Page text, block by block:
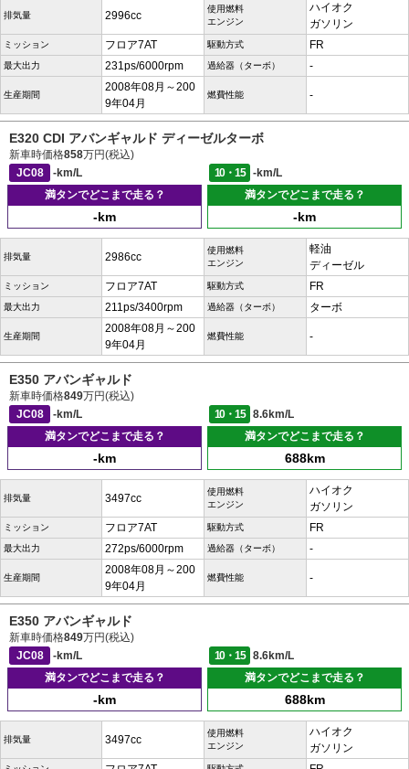
排気量 2996cc
使用燃料
エンジン
ハイオク
ガソリン
ミッション フロア7AT 駆動方式 FR
最大出力 231ps/6000rpm 過給器（ターボ） -
生産期間
2008年08月～200
9年04月
燃費性能 -
E320 CDI アバンギャルド ディーゼルターボ
新車時価格858万円(税込)
JC08
-km/L 10・15
-km/L
満タンでどこまで走る？
-km
満タンでどこまで走る？
-km
排気量 2986cc
使用燃料
エンジン
軽油
ディーゼル
ミッション フロア7AT 駆動方式 FR
最大出力 211ps/3400rpm 過給器（ターボ） ターボ
生産期間
2008年08月～200
9年04月
燃費性能 -
E350 アバンギャルド
新車時価格849万円(税込)
JC08
-km/L 10・15
8.6km/L
満タンでどこまで走る？
-km
満タンでどこまで走る？
688km
排気量 3497cc
使用燃料
エンジン
ハイオク
ガソリン
ミッション フロア7AT 駆動方式 FR
最大出力 272ps/6000rpm 過給器（ターボ） -
生産期間
2008年08月～200
9年04月
燃費性能 -
E350 アバンギャルド
新車時価格849万円(税込)
JC08
-km/L 10・15
8.6km/L
満タンでどこまで走る？
-km
満タンでどこまで走る？
688km
排気量 3497cc
使用燃料
エンジン
ハイオク
ガソリン